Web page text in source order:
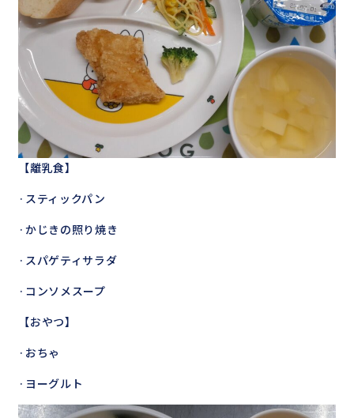
【離乳食】
·スティックパン
·かじきの照り焼き
·スパゲティサラダ
·コンソメスープ
【おやつ】
·おちゃ
·ヨーグルト